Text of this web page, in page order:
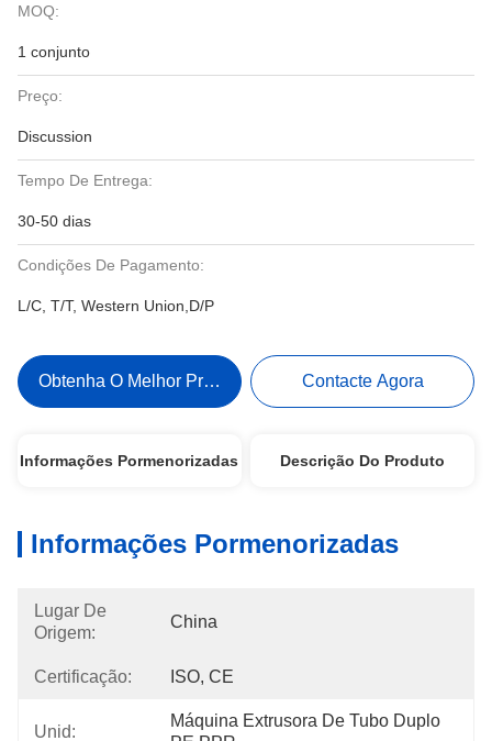
MOQ:
1 conjunto
Preço:
Discussion
Tempo De Entrega:
30-50 dias
Condições De Pagamento:
L/C, T/T, Western Union,D/P
Obtenha O Melhor Preço Contacte Agora
Informações Pormenorizadas Descrição Do Produto
Informações Pormenorizadas
Lugar De
Origem:
China
Certificação: ISO, CE
Unid:
Máquina Extrusora De Tubo Duplo